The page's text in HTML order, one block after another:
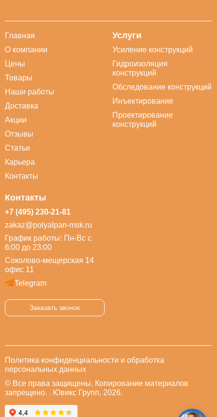
Главная
О компании
Цены
Товары
Наши работы
Доставка
Акции
Отзывы
Статьи
Карьера
Контакты
Услуги
Усиление конструкций
Гидроизоляция
конструкций
Обследование конструкций
Инъектирование
Проектирование
конструкций
Контакты
+7 (495) 230-21-81
zakaz@polyalpan-msk.ru
График работы: Пн-Вс с
6:00 до 23:00
Соколово-мещерская 14
офис 11
Telegram
Заказать звонок
Политика конфиденциальности и обработка
персональных данных
© Все права защищены. Копирование материалов
запрещено. . Ювикс Групп, 2026.